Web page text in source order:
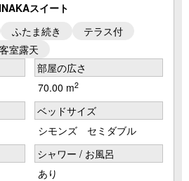
スイート
ふたま続き
テラス付
客室露天
部屋の広さ
70.00 m2
ベッドサイズ
シモンズ セミダブル
シャワー / お風呂
あり